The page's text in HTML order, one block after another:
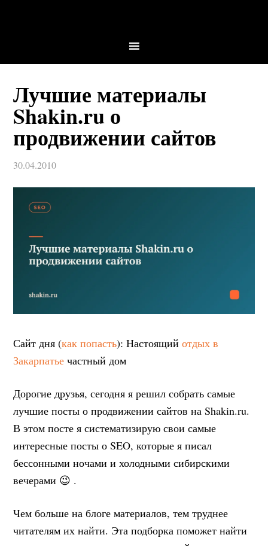
Лучшие материалы
Shakin.ru о
продвижении сайтов
30.04.2010
Сайт дня (как попасть): Настоящийотдых в
Закарпатье частный дом
Дорогие друзья, сегодня я решил собрать самые
лучшие посты о продвижении сайтов на Shakin.ru.
В этом посте я систематизирую свои самые
интересные посты о SEO, которые я писал
бессонными ночами и холодными сибирскими
вечерами 😉 .
Чем больше на блоге материалов, тем труднее
читателям их найти. Эта подборка поможет найти